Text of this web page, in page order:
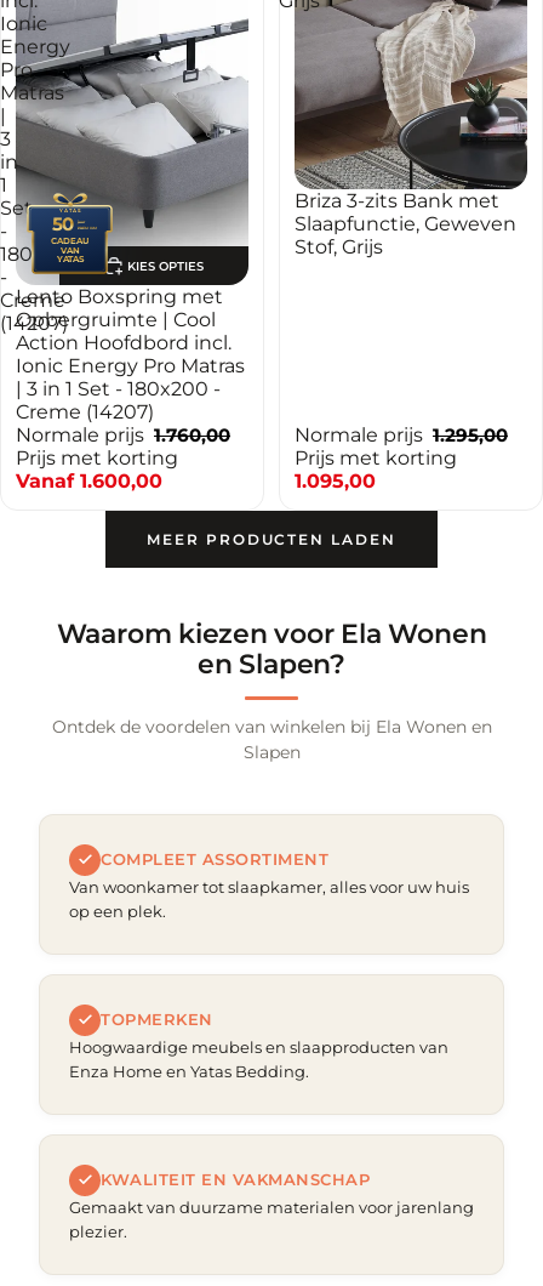
Ionic
Energy
Pro
Matras
|
3
in
1
Set
-
180x200
-
Creme
(14207)
-9%
KIES OPTIES
YATAS
50
jaar
PREMIUM
CADEAU
VAN
YATAS
Lento Boxspring met
Opbergruimte | Cool
Action Hoofdbord incl.
Ionic Energy Pro Matras
| 3 in 1 Set - 180x200 -
Creme (14207)
Normale prijs 1.760,00
Prijs met korting
Vanaf 1.600,00
-15%
Briza 3-zits Bank met
Slaapfunctie, Geweven
Stof, Grijs
Normale prijs 1.295,00
Prijs met korting
1.095,00
MEER PRODUCTEN LADEN
Waarom kiezen voor Ela Wonen
en Slapen?
Ontdek de voordelen van winkelen bij Ela Wonen en
Slapen
COMPLEET ASSORTIMENT
Van woonkamer tot slaapkamer, alles voor uw huis
op een plek.
TOPMERKEN
Hoogwaardige meubels en slaapproducten van
Enza Home en Yatas Bedding.
KWALITEIT EN VAKMANSCHAP
Gemaakt van duurzame materialen voor jarenlang
plezier.